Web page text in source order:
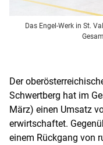
Das Engel-Werk in St.
Der
Schwertberg hat im
März) einen Umsatz
erwirtschaftet.
einem Rückgang von